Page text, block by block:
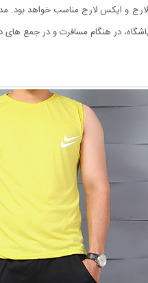
هنگام مسافرت و در جمع های